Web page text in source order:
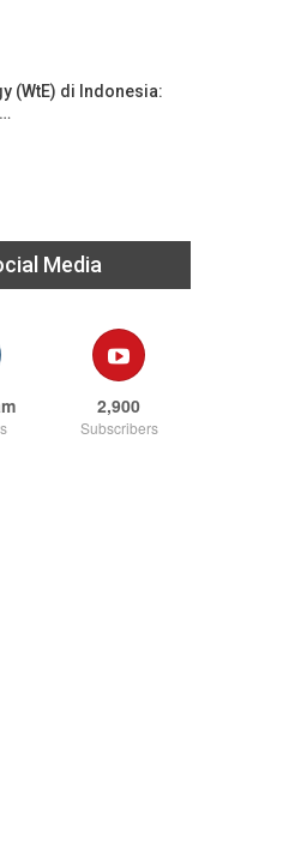
(WtE) di Indonesia:
Media
2,900
Subscribers